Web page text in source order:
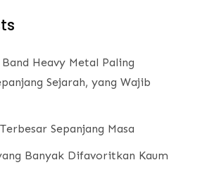
Heavy Metal Paling
Sejarah, yang Wajib
Sepanjang Masa
Banyak Difavoritkan Kaum